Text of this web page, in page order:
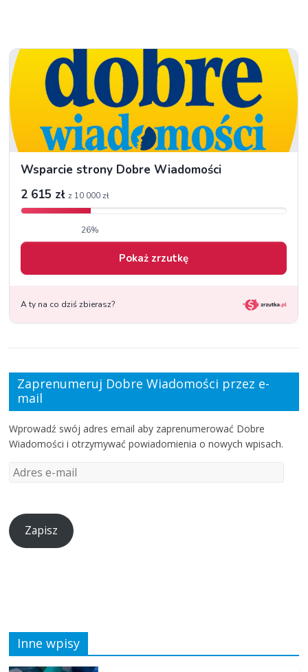
Zaprenumeruj Dobre Wiadomości przez e-
mail
Wprowadź swój adres email aby zaprenumerować Dobre
Wiadomości i otrzymywać powiadomienia o nowych wpisach.
Zapisz
Inne wpisy